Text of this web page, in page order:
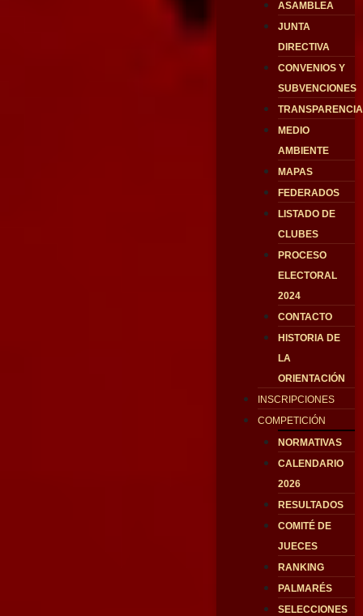
ASAMBLEA
JUNTA
DIRECTIVA
CONVENIOS Y
SUBVENCIONES
TRANSPARENCIA
MEDIO
AMBIENTE
MAPAS
FEDERADOS
LISTADO DE
CLUBES
PROCESO
ELECTORAL
2024
CONTACTO
HISTORIA DE
LA
ORIENTACIÓN
INSCRIPCIONES
COMPETICIÓN
NORMATIVAS
CALENDARIO
2026
RESULTADOS
COMITÉ DE
JUECES
RANKING
PALMARÉS
SELECCIONES